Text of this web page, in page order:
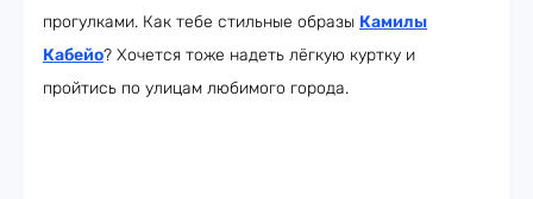
прогулками. Как тебе стильные образы Камилы
Кабейо? Хочется тоже надеть лёгкую куртку и
пройтись по улицам любимого города.